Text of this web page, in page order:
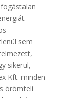
sem
sikerül,
Kft. minden
örömteli